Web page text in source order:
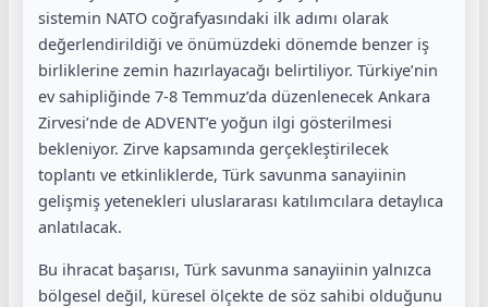
sistemin NATO coğrafyasındaki ilk adımı olarak
değerlendirildiği ve önümüzdeki dönemde benzer iş
birliklerine zemin hazırlayacağı belirtiliyor. Türkiye’nin
ev sahipliğinde 7-8 Temmuz’da düzenlenecek Ankara
Zirvesi’nde de ADVENT’e yoğun ilgi gösterilmesi
bekleniyor. Zirve kapsamında gerçekleştirilecek
toplantı ve etkinliklerde, Türk savunma sanayiinin
gelişmiş yetenekleri uluslararası katılımcılara detaylıca
anlatılacak.
Bu ihracat başarısı, Türk savunma sanayiinin yalnızca
bölgesel değil, küresel ölçekte de söz sahibi olduğunu